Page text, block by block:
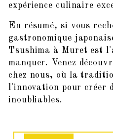
expérience culinaire
En résumé, si vous
gastronomique
Tsushima à Muret est
manquer. Venez
chez nous, où la
l'innovation pour créer
inoubliables.